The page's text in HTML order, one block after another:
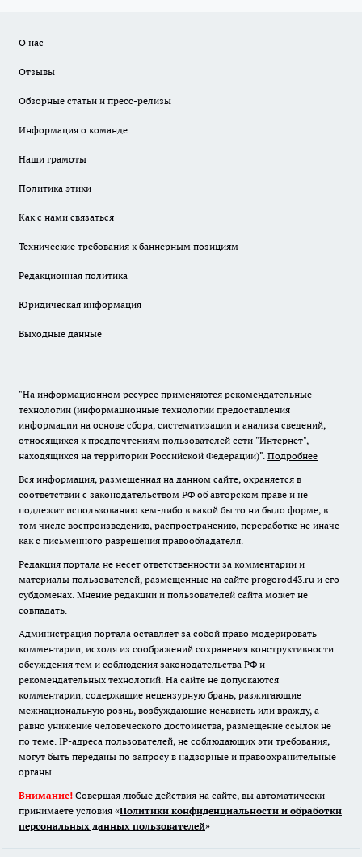
О нас
Отзывы
Обзорные статьи и пресс-релизы
Информация о команде
Наши грамоты
Политика этики
Как с нами связаться
Технические требования к баннерным позициям
Редакционная политика
Юридическая информация
Выходные данные
"На информационном ресурсе применяются рекомендательные
технологии (информационные технологии предоставления
информации на основе сбора, систематизации и анализа сведений,
относящихся к предпочтениям пользователей сети "Интернет",
находящихся на территории Российской Федерации)". Подробнее
Вся информация, размещенная на данном сайте, охраняется в
соответствии с законодательством РФ об авторском праве и не
подлежит использованию кем-либо в какой бы то ни было форме, в
том числе воспроизведению, распространению, переработке не иначе
как с письменного разрешения правообладателя.
Редакция портала не несет ответственности за комментарии и
материалы пользователей, размещенные на сайте progorod43.ru и его
субдоменах. Мнение редакции и пользователей сайта может не
совпадать.
Администрация портала оставляет за собой право модерировать
комментарии, исходя из соображений сохранения конструктивности
обсуждения тем и соблюдения законодательства РФ и
рекомендательных технологий. На сайте не допускаются
комментарии, содержащие нецензурную брань, разжигающие
межнациональную рознь, возбуждающие ненависть или вражду, а
равно унижение человеческого достоинства, размещение ссылок не
по теме. IP-адреса пользователей, не соблюдающих эти требования,
могут быть переданы по запросу в надзорные и правоохранительные
органы.
Внимание! Совершая любые действия на сайте, вы автоматически
принимаете условия «Политики конфиденциальности и обработки
персональных данных пользователей»